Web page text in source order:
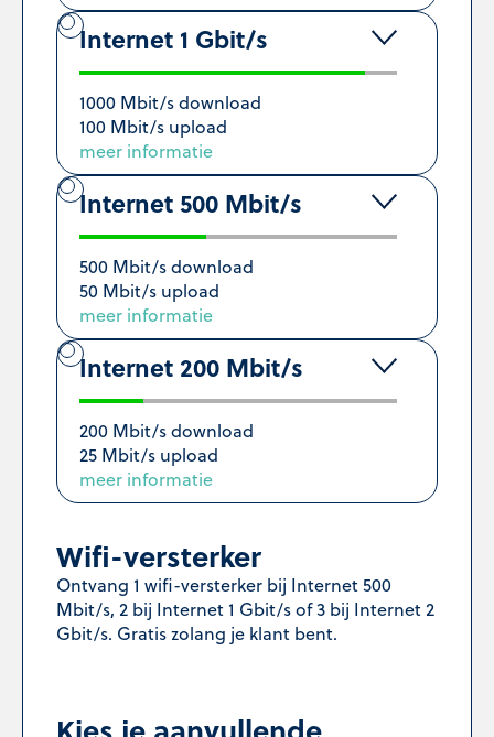
Internet 1 Gbit/s
1000 Mbit/s download
100 Mbit/s upload
meer informatie
Internet 500 Mbit/s
500 Mbit/s download
50 Mbit/s upload
meer informatie
Internet 200 Mbit/s
200 Mbit/s download
25 Mbit/s upload
meer informatie
Wifi-versterker
Ontvang 1 wifi-versterker bij Internet 500
Mbit/s, 2 bij Internet 1 Gbit/s of 3 bij Internet 2
Gbit/s. Gratis zolang je klant bent.